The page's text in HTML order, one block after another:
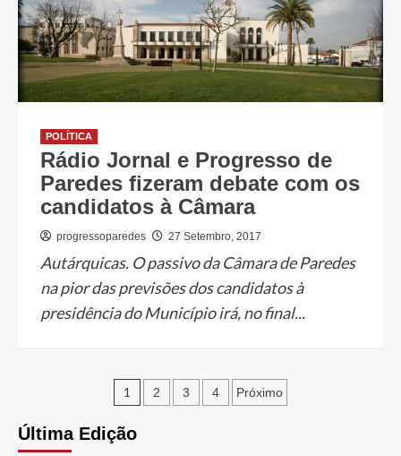
POLÍTICA
Rádio Jornal e Progresso de
Paredes fizeram debate com os
candidatos à Câmara
progressoparedes 27 Setembro, 2017
Autárquicas. O passivo da Câmara de Paredes
na pior das previsões dos candidatos à
presidência do Município irá, no final...
Paginação
dos
1 2 3 4 Próximo
Última Edição